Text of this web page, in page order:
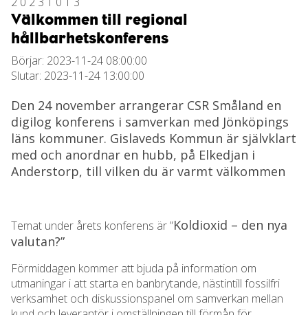
Välkommen till regional
hållbarhetskonferens
Börjar: 2023-11-24 08:00:00
Slutar: 2023-11-24 13:00:00
Den 24 november arrangerar CSR Småland en
digilog konferens i samverkan med Jönköpings
läns kommuner. Gislaveds Kommun är självklart
med och anordnar en hubb, på Elkedjan i
Anderstorp, till vilken du är varmt välkommen
Temat under årets konferens är ”Koldioxid – den nya
valutan?”
Förmiddagen kommer att bjuda på information om
utmaningar i att starta en banbrytande, nästintill fossilfri
verksamhet och diskussionspanel om samverkan mellan